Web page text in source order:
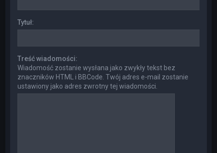
Tytuł:
Treść wiadomości:
Wiadomość zostanie wysłana jako zwykły tekst bez
znaczników HTML i BBCode. Twój adres e-mail zostanie
ustawiony jako adres zwrotny tej wiadomości.